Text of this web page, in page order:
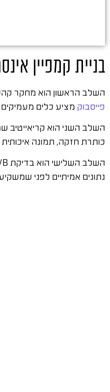
בניית קמפיין
השלב הראשון הוא מחקר קהל מעמיק. לא מספיק לומר
פייסבוק מציע כלים
השלב השני הוא
כותרת חזקה, תמונה
נתונים אמיתיים לפני